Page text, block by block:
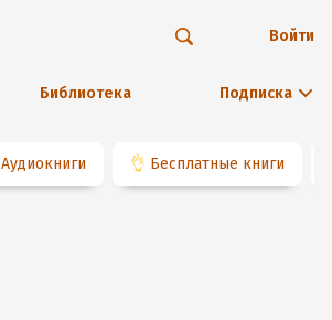
Библиотека Подписка
Войти
Аудиокниги 👌 Бесплатные книги